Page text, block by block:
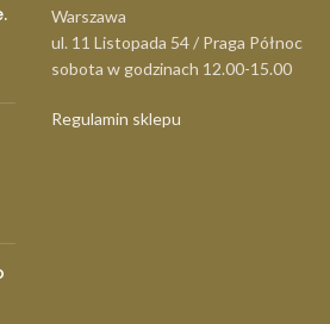
Warszawa
ul. 11 Listopada 54 / Praga Północ
sobota w godzinach 12.00-15.00
Regulamin sklepu